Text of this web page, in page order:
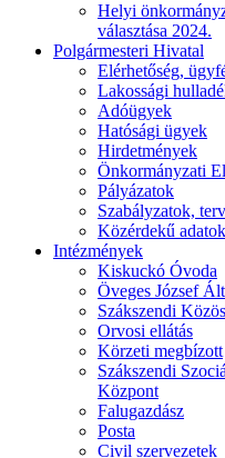
Helyi
választása 2024.
Polgármesteri Hivatal
Elérhetőség,
Lakossági
Adóügyek
Hatósági ügyek
Hirdetmények
Önkormányzati
Pályázatok
Szabályzatok,
Közérdekű adatok
Intézmények
Kiskuckó Óvoda
Öveges József
Szákszendi
Orvosi ellátás
Körzeti megbízott
Szákszendi
Központ
Falugazdász
Posta
Civil szervezetek